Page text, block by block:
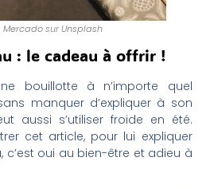
Mercado sur Unsplash
: le cadeau à offrir !
bouillotte à n’importe quel
manquer d’expliquer à son
aussi s’utiliser froide en été.
cet article, pour lui expliquer
c’est oui au bien-être et adieu à